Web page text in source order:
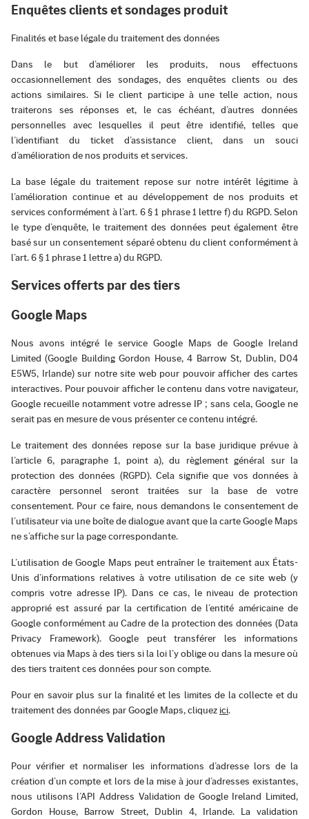
Enquêtes clients et sondages produit
Finalités et base légale du traitement des données
Dans le but d’améliorer les produits, nous effectuons
occasionnellement des sondages, des enquêtes clients ou des
actions similaires. Si le client participe à une telle action, nous
traiterons ses réponses et, le cas échéant, d’autres données
personnelles avec lesquelles il peut être identifié, telles que
l’identifiant du ticket d’assistance client, dans un souci
d’amélioration de nos produits et services.
La base légale du traitement repose sur notre intérêt légitime à
l’amélioration continue et au développement de nos produits et
services conformément à l’art. 6 § 1 phrase 1 lettre f) du RGPD. Selon
le type d’enquête, le traitement des données peut également être
basé sur un consentement séparé obtenu du client conformément à
l’art. 6 § 1 phrase 1 lettre a) du RGPD.
Services offerts par des tiers
Google Maps
Nous avons intégré le service Google Maps de Google Ireland
Limited (Google Building Gordon House, 4 Barrow St, Dublin, D04
E5W5, Irlande) sur notre site web pour pouvoir afficher des cartes
interactives. Pour pouvoir afficher le contenu dans votre navigateur,
Google recueille notamment votre adresse IP ; sans cela, Google ne
serait pas en mesure de vous présenter ce contenu intégré.
Le traitement des données repose sur la base juridique prévue à
l’article 6, paragraphe 1, point a), du règlement général sur la
protection des données (RGPD). Cela signifie que vos données à
caractère personnel seront traitées sur la base de votre
consentement. Pour ce faire, nous demandons le consentement de
l’utilisateur via une boîte de dialogue avant que la carte Google Maps
ne s’affiche sur la page correspondante.
L’utilisation de Google Maps peut entraîner le traitement aux États-
Unis d’informations relatives à votre utilisation de ce site web (y
compris votre adresse IP). Dans ce cas, le niveau de protection
approprié est assuré par la certification de l’entité américaine de
Google conformément au Cadre de la protection des données (Data
Privacy Framework). Google peut transférer les informations
obtenues via Maps à des tiers si la loi l’y oblige ou dans la mesure où
des tiers traitent ces données pour son compte.
Pour en savoir plus sur la finalité et les limites de la collecte et du
traitement des données par Google Maps, cliquez ici.
Google Address Validation
Pour vérifier et normaliser les informations d’adresse lors de la
création d’un compte et lors de la mise à jour d’adresses existantes,
nous utilisons l’API Address Validation de Google Ireland Limited,
Gordon House, Barrow Street, Dublin 4, Irlande. La validation